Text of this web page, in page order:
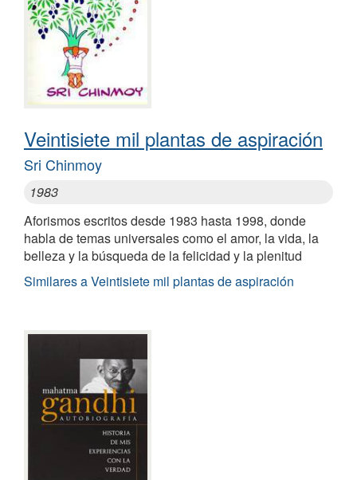
Veintisiete mil plantas de aspiración
Sri Chinmoy
1983
Aforismos escritos desde 1983 hasta 1998, donde
habla de temas universales como el amor, la vida, la
belleza y la búsqueda de la felicidad y la plenitud
Similares a Veintisiete mil plantas de aspiración